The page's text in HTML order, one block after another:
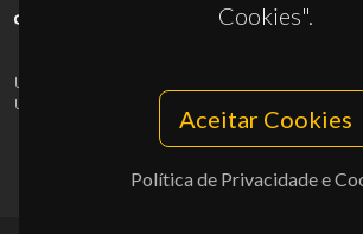
Cookies".
Aceitar Cookies
Política de Privacidade e
UID/PRR/50011/2025
UID/PRR2/50011/2025
10.54499/UID/PRR2/